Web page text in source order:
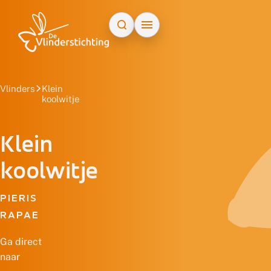
Vlinders
Klein
koolwitje
Klein
koolwitje
PIERIS
RAPAE
Ga direct
naar